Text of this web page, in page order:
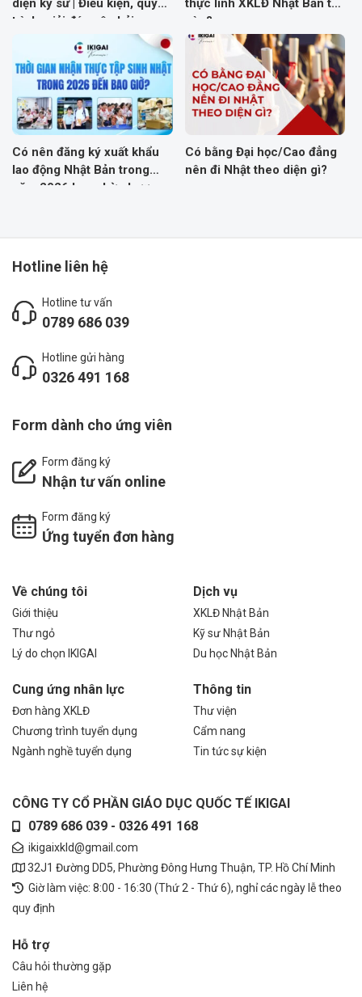
diện kỹ sư | Điều kiện, quy
trình, giải đáp câu hỏi
thực lĩnh XKLĐ Nhật Bản thế
nào?
Có nên đăng ký xuất khẩu
lao động Nhật Bản trong
năm 2026 hay chờ chương
Có bằng Đại học/Cao đẳng
nên đi Nhật theo diện gì?
Hotline liên hệ
Hotline tư vấn
0789 686 039
Hotline gửi hàng
0326 491 168
Form dành cho ứng viên
Form đăng ký
Nhận tư vấn online
Form đăng ký
Ứng tuyển đơn hàng
Về chúng tôi
Giới thiệu
Thư ngỏ
Lý do chọn IKIGAI
Dịch vụ
XKLĐ Nhật Bản
Kỹ sư Nhật Bản
Du học Nhật Bản
Cung ứng nhân lực
Đơn hàng XKLĐ
Chương trình tuyển dụng
Ngành nghề tuyển dụng
Thông tin
Thư viện
Cẩm nang
Tin tức sự kiện
CÔNG TY CỔ PHẦN GIÁO DỤC QUỐC TẾ IKIGAI
0789 686 039 - 0326 491 168
ikigaixkld@gmail.com
32J1 Đường DD5, Phường Đông Hưng Thuận, TP. Hồ Chí Minh
Giờ làm việc: 8:00 - 16:30 (Thứ 2 - Thứ 6), nghỉ các ngày lễ theo
quy định
Hỗ trợ
Câu hỏi thường gặp
Liên hệ